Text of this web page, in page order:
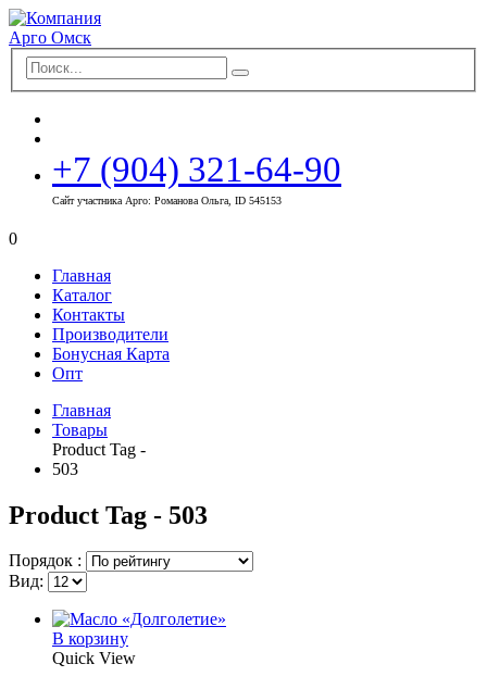
+7 (904) 321-64-90
Сайт участника Арго: Романова Ольга, ID 545153
0
Главная
Каталог
Контакты
Производители
Бонусная Карта
Опт
Главная
Товары
Product Tag -
503
Product Tag - 503
Порядок :
Вид:
В корзину
Quick View